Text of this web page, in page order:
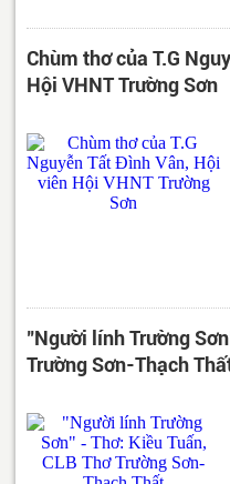
Chùm thơ của T.G
Hội VHNT Trường Sơn
"Người lính Trường
Trường Sơn-Thạch